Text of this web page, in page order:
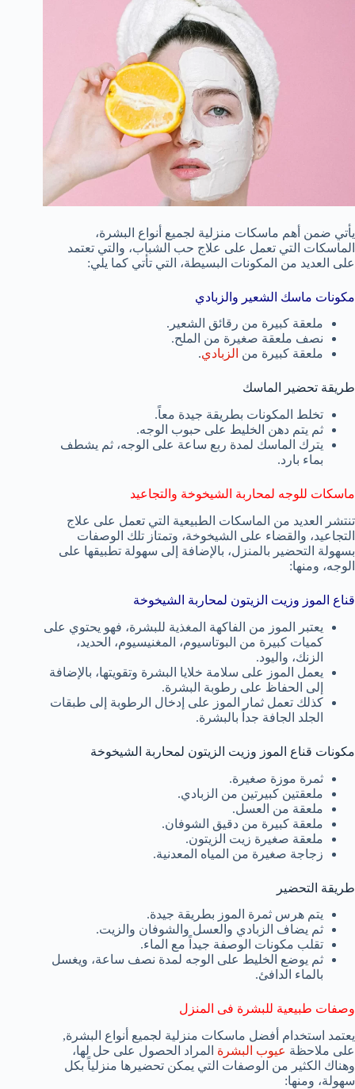
يأتي ضمن أهم ماسكات منزلية لجميع أنواع البشرة،
الماسكات التي تعمل على علاج حب الشباب، والتي تعتمد
على العديد من المكونات البسيطة، التي تأتي كما يلي:
مكونات ماسك الشعير والزبادي
ملعقة كبيرة من رقائق الشعير.
نصف ملعقة صغيرة من الملح.
ملعقة كبيرة من الزبادي.
طريقة تحضير الماسك
تخلط المكونات بطريقة جيدة معاً.
ثم يتم دهن الخليط على حبوب الوجه.
يترك الماسك لمدة ربع ساعة على الوجه، ثم يشطف
بماء بارد.
ماسكات للوجه لمحاربة الشيخوخة والتجاعيد
تنتشر العديد من الماسكات الطبيعية التي تعمل على علاج
التجاعيد، والقضاء على الشيخوخة، وتمتاز تلك الوصفات
بسهولة التحضير بالمنزل، بالإضافة إلى سهولة تطبيقها على
الوجه، ومنها:
قناع الموز وزيت الزيتون لمحاربة الشيخوخة
يعتبر الموز من الفاكهة المغذية للبشرة، فهو يحتوي على
كميات كبيرة من البوتاسيوم، المغنيسيوم، الحديد،
الزنك، واليود.
يعمل الموز على سلامة خلايا البشرة وتقويتها، بالإضافة
إلى الحفاظ على رطوبة البشرة.
كذلك تعمل ثمار الموز على إدخال الرطوبة إلى طبقات
الجلد الجافة جداً بالبشرة.
مكونات قناع الموز وزيت الزيتون لمحاربة الشيخوخة
ثمرة موزة صغيرة.
ملعقتين كبيرتين من الزبادي.
ملعقة من العسل.
ملعقة كبيرة من دقيق الشوفان.
ملعقة صغيرة زيت الزيتون.
زجاجة صغيرة من المياه المعدنية.
طريقة التحضير
يتم هرس ثمرة الموز بطريقة جيدة.
ثم يضاف الزبادي والعسل والشوفان والزيت.
تقلب مكونات الوصفة جيداً مع الماء.
ثم يوضع الخليط على الوجه لمدة نصف ساعة، ويغسل
بالماء الدافئ.
وصفات طبيعية للبشرة فى المنزل
يعتمد استخدام أفضل ماسكات منزلية لجميع أنواع البشرة,
على ملاحظة عيوب البشرة المراد الحصول على حل لها،
وهناك الكثير من الوصفات التي يمكن تحضيرها منزلياً بكل
سهولة، ومنها: